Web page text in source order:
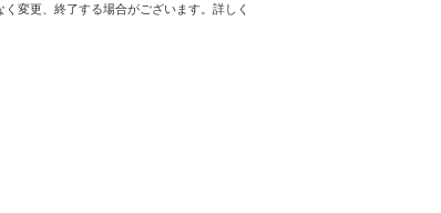
変更、終了する場合がございます。詳しく